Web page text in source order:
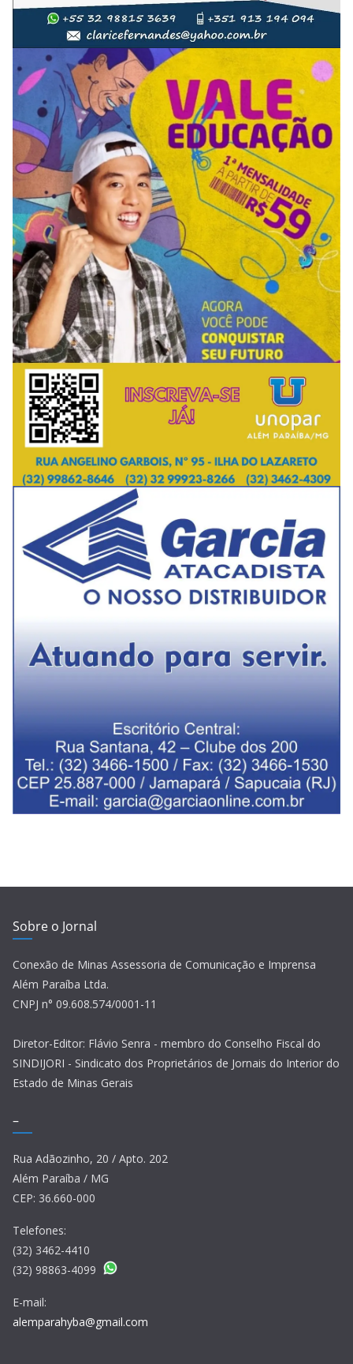
Sobre o Jornal
Conexão de Minas Assessoria de Comunicação e Imprensa
Além Paraíba Ltda.
CNPJ n° 09.608.574/0001-11
Diretor-Editor: Flávio Senra - membro do Conselho Fiscal do
SINDIJORI - Sindicato dos Proprietários de Jornais do Interior do
Estado de Minas Gerais
–
Rua Adãozinho, 20 / Apto. 202
Além Paraíba / MG
CEP: 36.660-000
Telefones:
(32) 3462-4410
(32) 98863-4099
E-mail:
alemparahyba@gmail.com